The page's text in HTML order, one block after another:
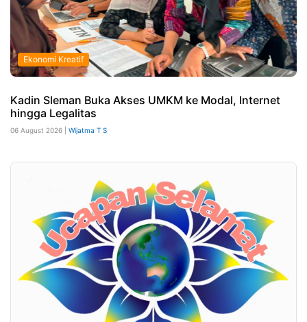
Ekonomi Kreatif
Kadin Sleman Buka Akses UMKM ke Modal, Internet
hingga Legalitas
06 August 2026 | Wijatma T S